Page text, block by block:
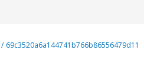
69c3520a6a144741b766b86556479d11